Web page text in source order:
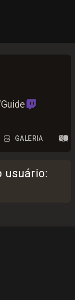
GALERIA
usuário: